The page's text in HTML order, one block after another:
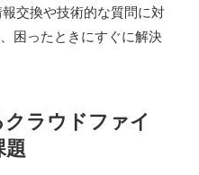
交換や技術的な質問に対
困ったときにすぐに解決
ラウドファイ
題